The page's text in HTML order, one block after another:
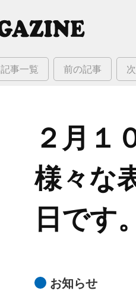
記事一覧 前の記事
２月１
様々な​
日です。
お知らせ